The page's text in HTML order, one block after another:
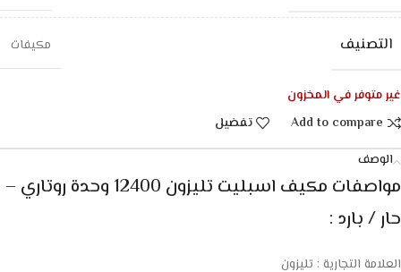
التصنيف مكيفات
غير متوفر في المخزون
Add to compare
تفضيل
الوصف
مواصفات مكيف اسبليت تليزون 12400 وحدة روتاري –
حار / بارد :
العلامة التجارية : تليزون